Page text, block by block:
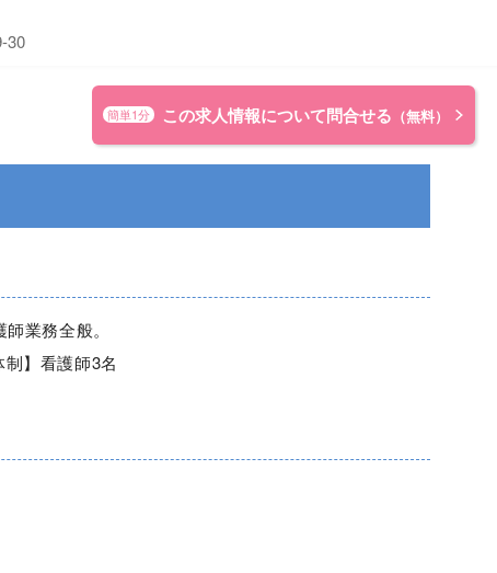
30
簡単1分 この求人情報について問合せる （無料）
業務全般。
】看護師3名